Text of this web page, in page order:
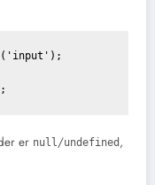
er null /undefined ,